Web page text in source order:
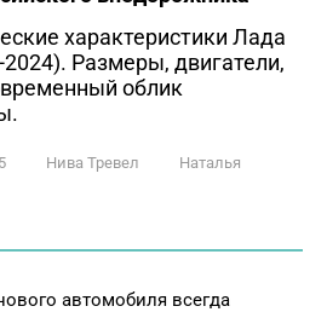
характеристики Лада
Размеры, двигатели,
облик
Нива Тревел
Наталья
автомобиля всегда